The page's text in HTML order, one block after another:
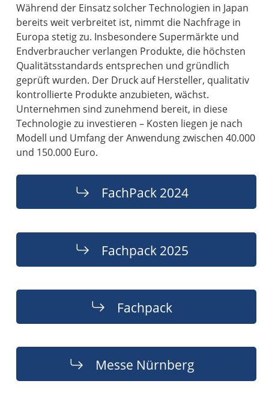
Während der Einsatz solcher Technologien in Japan
bereits weit verbreitet ist, nimmt die Nachfrage in
Europa stetig zu. Insbesondere Supermärkte und
Endverbraucher verlangen Produkte, die höchsten
Qualitätsstandards entsprechen und gründlich
geprüft wurden. Der Druck auf Hersteller, qualitativ
kontrollierte Produkte anzubieten, wächst.
Unternehmen sind zunehmend bereit, in diese
Technologie zu investieren – Kosten liegen je nach
Modell und Umfang der Anwendung zwischen 40.000
und 150.000 Euro.
FachPack 2024
Fachpack 2025
Fachpack
Messe Nürnberg